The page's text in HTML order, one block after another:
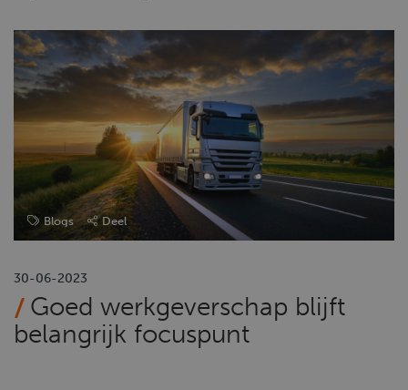
Blogs Deel
30-06-2023
Goed werkgeverschap blijft
belangrijk focuspunt